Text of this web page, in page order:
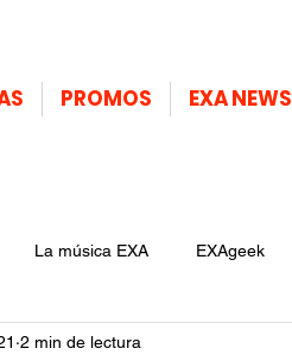
PROMOS EXA NEWS
La música EXA EXAgeek
2 min de lectura